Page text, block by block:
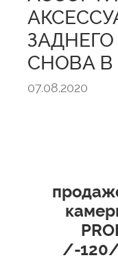
ЗАДНЕГО
СНОВА
07.08.2020
/-